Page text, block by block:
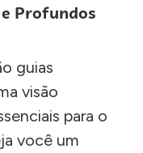
Profundos
guias
visão
para o
você um